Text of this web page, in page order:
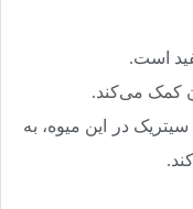
است.
کمک می‌کند.
در این میوه، به
.